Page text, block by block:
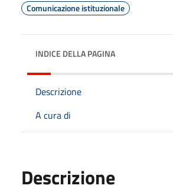
Comunicazione istituzionale
INDICE DELLA PAGINA
Descrizione
A cura di
Descrizione